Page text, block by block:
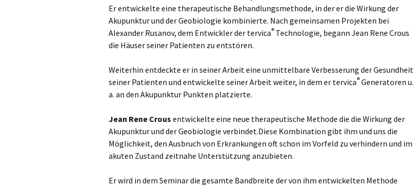
Er entwickelte eine therapeutische Behandlungsmethode, in der er die Wirkung der
Akupunktur und der Geobiologie kombinierte. Nach gemeinsamen Projekten bei
Alexander Rusanov, dem Entwickler der tervica® Technologie, begann Jean Rene Crous
die Häuser seiner Patienten zu entstören.
Weiterhin entdeckte er in seiner Arbeit eine unmittelbare Verbesserung der Gesundheit
seiner Patienten und entwickelte seiner Arbeit weiter, in dem er tervica® Generatoren u.
a. an den Akupunktur Punkten platzierte.
Jean Rene Crous entwickelte eine neue therapeutische Methode die die Wirkung der
Akupunktur und der Geobiologie verbindet.Diese Kombination gibt ihm und uns die
Möglichkeit, den Ausbruch von Erkrankungen oft schon im Vorfeld zu verhindern und im
akuten Zustand zeitnahe Unterstützung anzubieten.
Er wird in dem Seminar die gesamte Bandbreite der von ihm entwickelten Methode